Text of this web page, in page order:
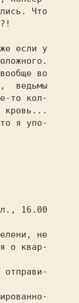
Что
если у
во
ведьмы
то кол-
кровь...
я упо-
о квар-